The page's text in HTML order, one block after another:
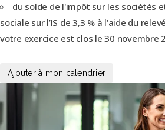
du solde de l'impôt sur les sociétés
sociale sur l’IS de 3,3 % à l'aide du
votre exercice est clos le 30 novembre
Ajouter à mon calendrier